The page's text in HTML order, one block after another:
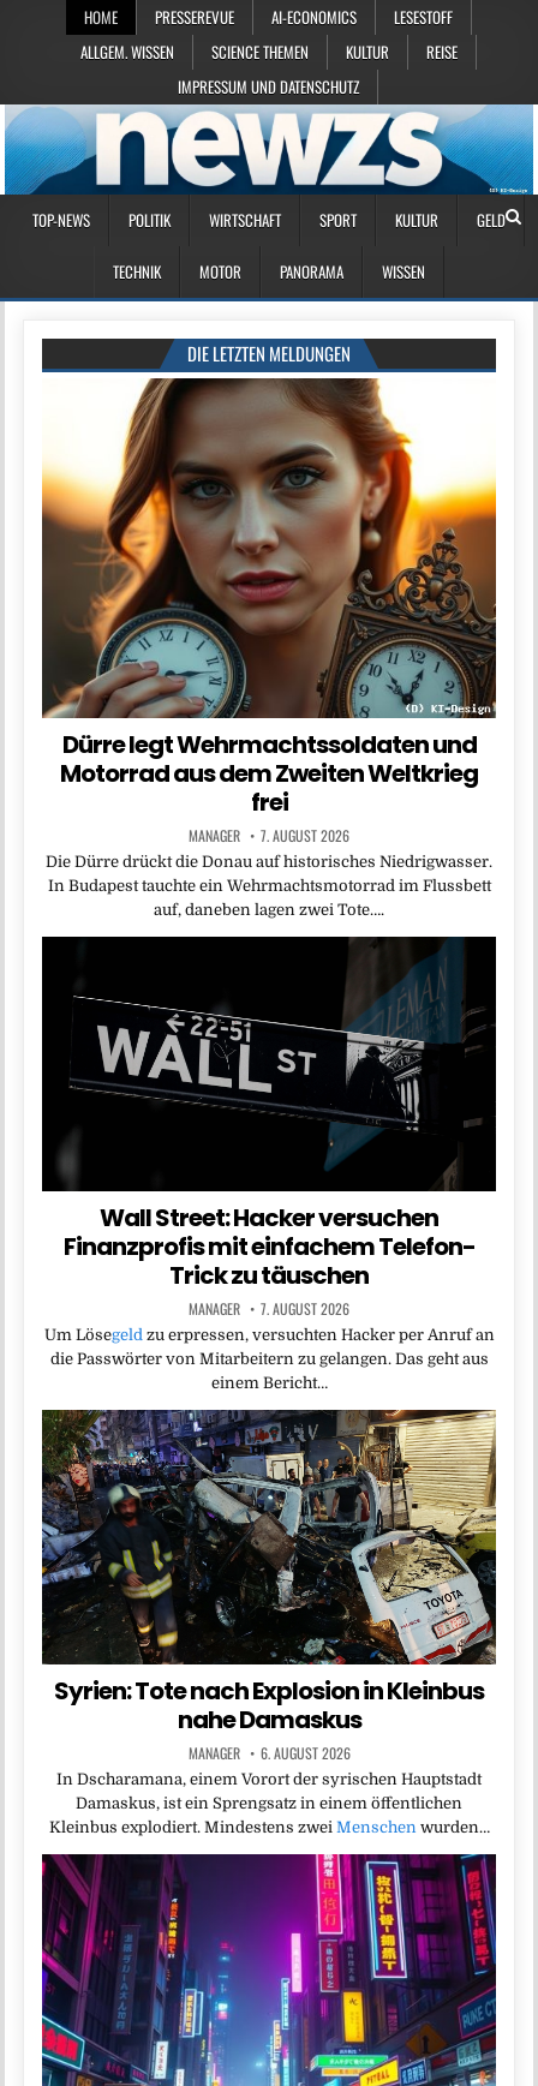
HOME PRESSEREVUE AI-ECONOMICS
LESESTOFF
ALLGEM. WISSEN
SCIENCE THEMEN KULTUR
REISE
IMPRESSUM UND DATENSCHUTZ
TOP-NEWS POLITIK WIRTSCHAFT SPORT KULTUR GELD
TECHNIK MOTOR PANORAMA WISSEN
DIE LETZTEN MELDUNGEN
Dürre legt Wehrmachtssoldaten und
Motorrad aus dem Zweiten Weltkrieg
frei
MANAGER 7. AUGUST 2026
Die Dürre drückt die Donau auf historisches Niedrigwasser.
In Budapest tauchte ein Wehrmachtsmotorrad im Flussbett
auf, daneben lagen zwei Tote….
Wall Street: Hacker versuchen
Finanzprofis mit einfachem Telefon-
Trick zu täuschen
MANAGER 7. AUGUST 2026
Um Lösegeld zu erpressen, versuchten Hacker per Anruf an
die Passwörter von Mitarbeitern zu gelangen. Das geht aus
einem Bericht…
Syrien: Tote nach Explosion in Kleinbus
nahe Damaskus
MANAGER 6. AUGUST 2026
In Dscharamana, einem Vorort der syrischen Hauptstadt
Damaskus, ist ein Sprengsatz in einem öffentlichen
Kleinbus explodiert. Mindestens zwei Menschen wurden…